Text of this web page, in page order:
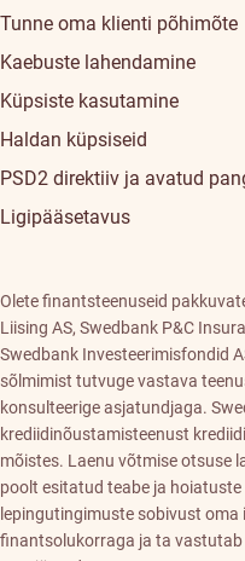
Tunne oma klienti põhimõte
Kaebuste lahendamine
Küpsiste kasutamine
Haldan küpsiseid
PSD2 direktiiv ja avatud
Ligipääsetavus
Olete finantsteenuseid
Liising AS, Swedbank P&C
Swedbank Investeerimisfondid
sõlmimist tutvuge vastava
konsulteerige asjatundjaga.
krediidinõustamisteenust
mõistes. Laenu võtmise otsuse
poolt esitatud teabe ja
lepingutingimuste sobivust oma
finantsolukorraga ja ta